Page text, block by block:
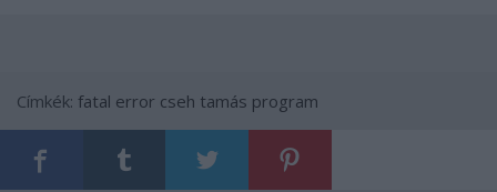
Címkék: fatal error cseh tamás program